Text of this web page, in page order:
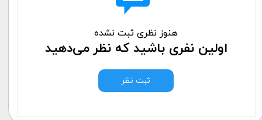
هنوز نظری ثبت نشده
اولین نفری باشید که نظر می‌دهید
ثبت نظر